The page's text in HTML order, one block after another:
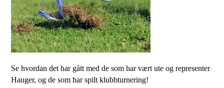
Se hvordan det har gått med de som har vært ute og representer
Hauger, og de som har spilt klubbturnering!